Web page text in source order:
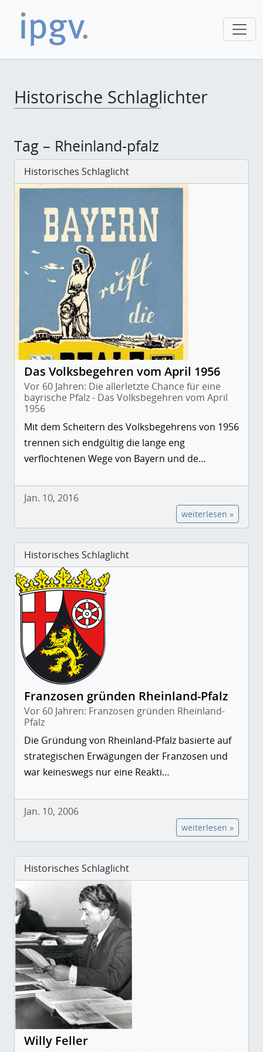
Historische Schlaglichter
Tag – Rheinland-pfalz
Historisches Schlaglicht
Das Volksbegehren vom April 1956
Vor 60 Jahren: Die allerletzte Chance für eine
bayrische Pfalz - Das Volksbegehren vom April
1956
Mit dem Scheitern des Volksbegehrens von 1956
trennen sich endgültig die lange eng
verflochtenen Wege von Bayern und de…
Jan. 10, 2016
weiterlesen »
Historisches Schlaglicht
Franzosen gründen Rheinland-Pfalz
Vor 60 Jahren: Franzosen gründen Rheinland-
Pfalz
Die Gründung von Rheinland-Pfalz basierte auf
strategischen Erwägungen der Franzosen und
war keineswegs nur eine Reakti…
Jan. 10, 2006
weiterlesen »
Historisches Schlaglicht
Willy Feller